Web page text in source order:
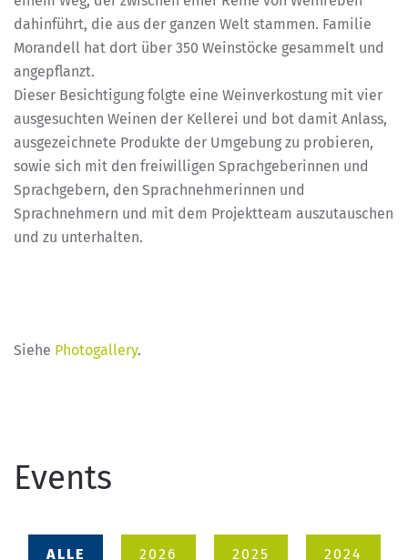
dahinführt, die aus der ganzen Welt stammen. Familie
Morandell hat dort über 350 Weinstöcke gesammelt und
angepflanzt.
Dieser Besichtigung folgte eine Weinverkostung mit vier
ausgesuchten Weinen der Kellerei und bot damit Anlass,
ausgezeichnete Produkte der Umgebung zu probieren,
sowie sich mit den freiwilligen Sprachgeberinnen und
Sprachgebern, den Sprachnehmerinnen und
Sprachnehmern und mit dem Projektteam auszutauschen
und zu unterhalten.
Siehe Photogallery.
Events
ALLE 2026 2025 2024